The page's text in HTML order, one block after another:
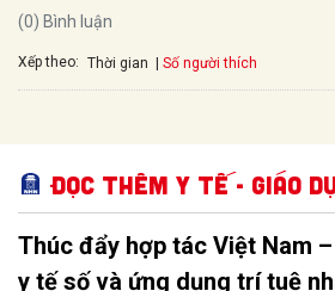
(0) Bình luận
Xếp theo: Thời gian Số người thích
Đọc thêm Y tế - Giáo
Thúc đẩy hợp tác Việt Nam
y tế số và ứng dụng trí tuệ